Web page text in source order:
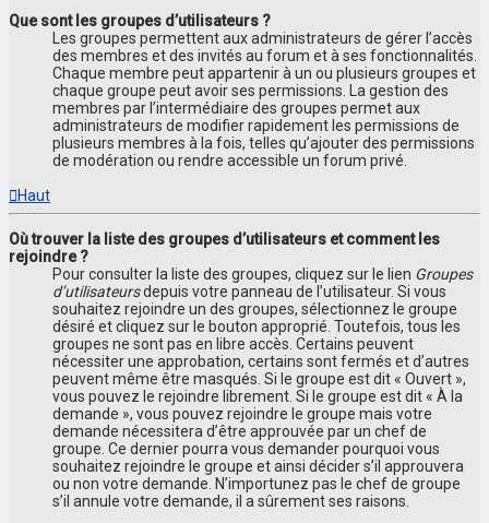
Que sont les groupes d’utilisateurs ?
Les groupes permettent aux administrateurs de gérer l’accès
des membres et des invités au forum et à ses fonctionnalités.
Chaque membre peut appartenir à un ou plusieurs groupes et
chaque groupe peut avoir ses permissions. La gestion des
membres par l’intermédiaire des groupes permet aux
administrateurs de modifier rapidement les permissions de
plusieurs membres à la fois, telles qu’ajouter des permissions
de modération ou rendre accessible un forum privé.
Haut
Où trouver la liste des groupes d’utilisateurs et comment les
rejoindre ?
Pour consulter la liste des groupes, cliquez sur le lien Groupes
d’utilisateursdepuis votre panneau de l’utilisateur. Si vous
souhaitez rejoindre un des groupes, sélectionnez le groupe
désiré et cliquez sur le bouton approprié. Toutefois, tous les
groupes ne sont pas en libre accès. Certains peuvent
nécessiter une approbation, certains sont fermés et d’autres
peuvent même être masqués. Si le groupe est dit « Ouvert »,
vous pouvez le rejoindre librement. Si le groupe est dit « À la
demande », vous pouvez rejoindre le groupe mais votre
demande nécessitera d’être approuvée par un chef de
groupe. Ce dernier pourra vous demander pourquoi vous
souhaitez rejoindre le groupe et ainsi décider s’il approuvera
ou non votre demande. N’importunez pas le chef de groupe
s’il annule votre demande, il a sûrement ses raisons.